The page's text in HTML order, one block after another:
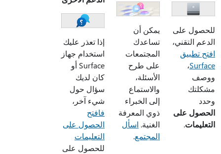
للحصول على
الدعم التقني،
افتح تطبيق
Surface،
ووصف
مشكلتك
وحدد
الحصول على
التعليمات.
يمكن أن
تساعدك
المجتمعات
على طرح
الأسئلة،
والاستماع
إلى الخبراء
ذوي المعرفة
الغنية. اسأل
المجتمع.
إذا تعذر عليك
استخدام جهاز
Surface أو
كان لديك
سؤال حول
شيء آخر،
فافتح
الحصول على
التعليمات
للحصول على